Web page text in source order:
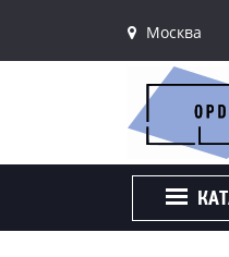
Москва
Санкт-
Москва